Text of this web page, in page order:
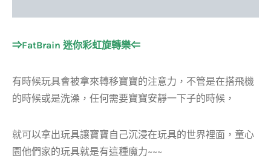
⇒FatBrain 迷你彩虹旋轉樂⇐
有時候玩具會被拿來轉移寶寶的注意力，不管是在搭飛機
的時候或是洗澡，任何需要寶寶安靜一下子的時候，
就可以拿出玩具讓寶寶自己沉浸在玩具的世界裡面，童心
園他們家的玩具就是有這種魔力~~~